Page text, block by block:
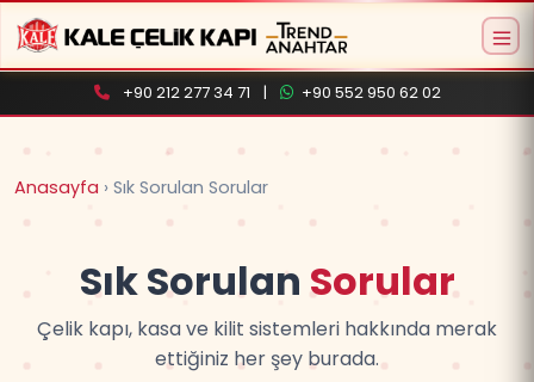
+90 212 277 34 71 | +90 552 950 62 02
kodu yazın
Anasayfa › Sık Sorulan Sorular
Sık Sorulan Sorular
Çelik kapı, kasa ve kilit sistemleri hakkında merak
ettiğiniz her şey burada.